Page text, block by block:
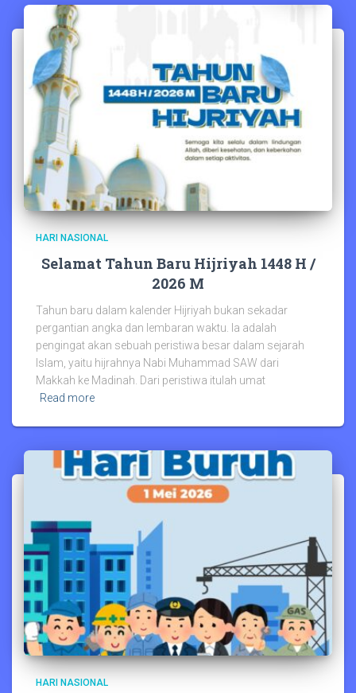
HARI NASIONAL
Selamat Tahun Baru Hijriyah 1448 H /
2026 M
Tahun baru dalam kalender Hijriyah bukan sekadar
pergantian angka dan lembaran waktu. Ia adalah
pengingat akan sebuah peristiwa besar dalam sejarah
Islam, yaitu hijrahnya Nabi Muhammad SAW dari
Makkah ke Madinah. Dari peristiwa itulah umat
Read more
HARI NASIONAL